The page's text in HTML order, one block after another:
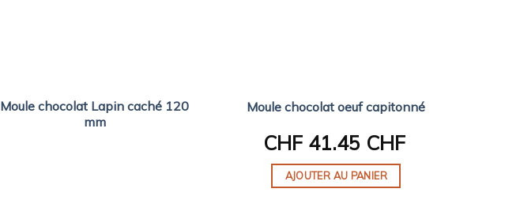
Moule chocolat Lapin caché 120
mm
Moule chocolat oeuf capitonné
CHF41.45 CHF
AJOUTER AU PANIER